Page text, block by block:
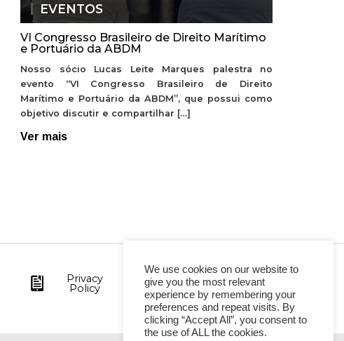
EVENTOS
VI Congresso Brasileiro de Direito Marítimo
e Portuário da ABDM
Nosso sócio Lucas Leite Marques palestra no
evento “VI Congresso Brasileiro de Direito
Marítimo e Portuário da ABDM”, que possui como
objetivo discutir e compartilhar […]
Ver mais
Privacy
Policy
We use cookies on our website to
give you the most relevant
experience by remembering your
preferences and repeat visits. By
clicking “Accept All”, you consent to
the use of ALL the cookies.